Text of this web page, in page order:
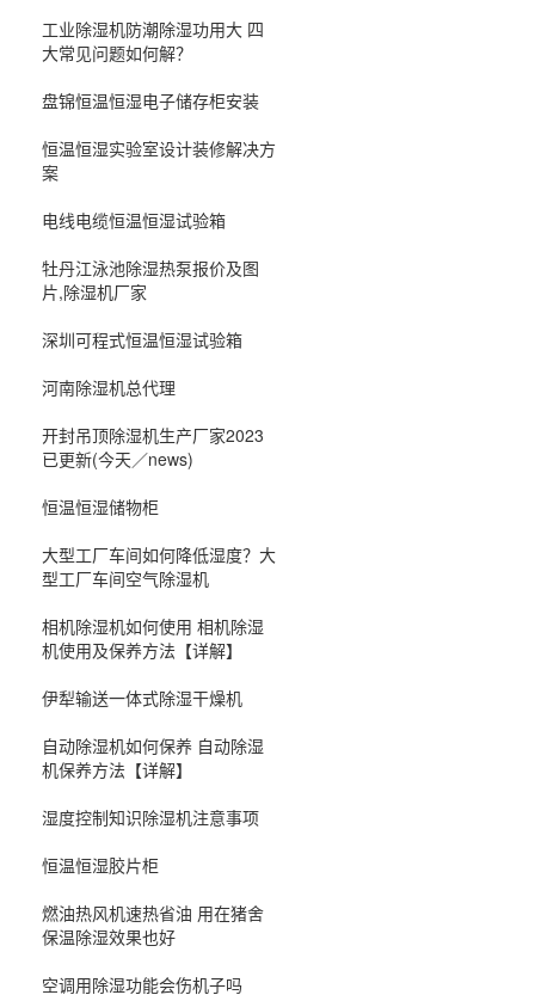
工业除湿机防潮除湿功用大 四
大常见问题如何解？
盘锦恒温恒湿电子储存柜安装
恒温恒湿实验室设计装修解决方
案
电线电缆恒温恒湿试验箱
牡丹江泳池除湿热泵报价及图
片,除湿机厂家
深圳可程式恒温恒湿试验箱
河南除湿机总代理
开封吊顶除湿机生产厂家2023
已更新(今天／news)
恒温恒湿储物柜
大型工厂车间如何降低湿度？大
型工厂车间空气除湿机
相机除湿机如何使用 相机除湿
机使用及保养方法【详解】
伊犁输送一体式除湿干燥机
自动除湿机如何保养 自动除湿
机保养方法【详解】
湿度控制知识除湿机注意事项
恒温恒湿胶片柜
燃油热风机速热省油 用在猪舍
保温除湿效果也好
空调用除湿功能会伤机子吗